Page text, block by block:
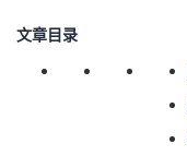
文章目录